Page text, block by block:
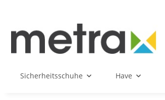
Sicherheitsschuhe Have